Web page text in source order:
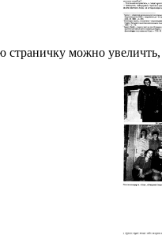
страничку можно